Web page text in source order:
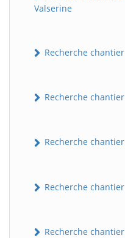
Valserine
Recherche
Recherche
Recherche
Recherche
Recherche